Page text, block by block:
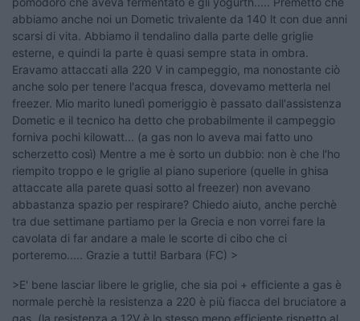
abbiamo anche noi un Dometic trivalente da 140 lt con due anni
scarsi di vita. Abbiamo il tendalino dalla parte delle griglie
esterne, e quindi la parte è quasi sempre stata in ombra.
Eravamo attaccati alla 220 V in campeggio, ma nonostante ciò
anche solo per tenere l'acqua fresca, dovevamo metterla nel
freezer. Mio marito lunedì pomeriggio è passato dall'assistenza
Dometic e il tecnico ha detto che probabilmente il campeggio
forniva pochi kilowatt... (a gas non lo aveva mai fatto uno
scherzetto così) Mentre a me è sorto un dubbio: non è che l'ho
riempito troppo e le griglie al piano superiore (quelle in ghisa
attaccate alla parete quasi sotto al freezer) non avevano
abbastanza spazio per respirare? Chiedo aiuto, anche perchè
tra due settimane partiamo per la Grecia e non vorrei fare la
cavolata di far andare a male le scorte di cibo che ci
porteremo..... Grazie a tutti! Barbara (FC) >
>E' bene lasciar libere le griglie, che sia poi + efficiente a gas è
normale perchè la resistenza a 220 è più fiacca del bruciatore a
gas. (la resistenza a 12V è lo stesso meno efficiente rispetto al